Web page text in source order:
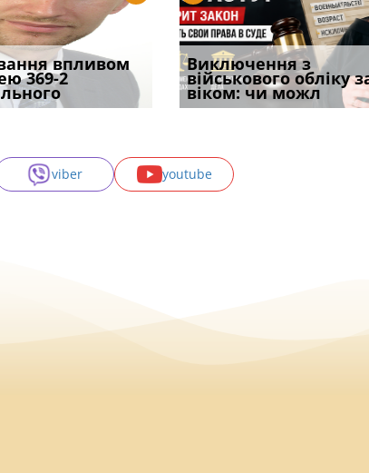
для
шкоди
Документи, на яких не
проставляється
апостиль: пер
впливом
369-2
Переоформлення
відстрочки за іншою
підставою: нов
захисту у
я
Виключення з
військового обліку
віком: чи можл
Восьмий ААС
підтвердив, що
може скас
viber youtube